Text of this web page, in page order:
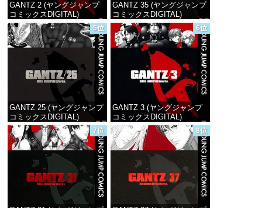
GANTZ 2 (ヤングジャンプ
コミックスDIGITAL)
価格：¥617
GANTZ 35 (ヤングジャンプ
コミックスDIGITAL)
価格：¥647
5位
GANTZ 25 (ヤングジャンプ
コミックスDIGITAL)
価格：¥647
6位
GANTZ 3 (ヤングジャンプ
コミックスDIGITAL)
価格：¥617
7位 8位